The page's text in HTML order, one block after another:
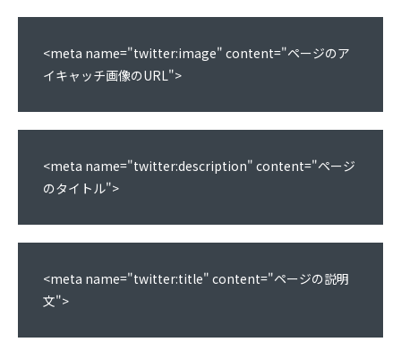
<meta name="twitter:image" content="ページのア
イキャッチ画像のURL">
<meta name="twitter:description" content="ページ
のタイトル">
<meta name="twitter:title" content="ページの説明
文">